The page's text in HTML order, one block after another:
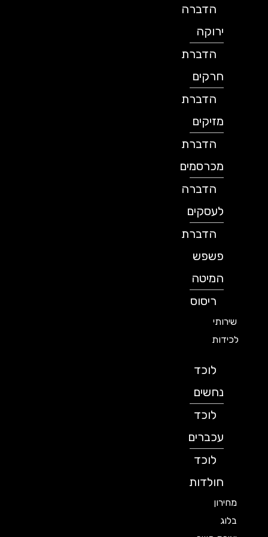
הדברה
ירוקה
הדברת
חרקים
הדברת
מזיקים
הדברת
מכרסמים
הדברה
לעסקים
הדברת
פשפש
המיטה
ריסוס
שירותי
לכידות
לוכד
נחשים
לוכד
עכברים
לוכד
חולדות
מחירון
בלוג